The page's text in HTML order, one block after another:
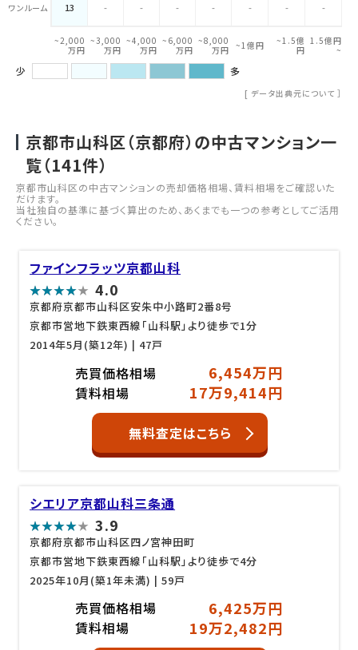
ワンルーム 13 - - - - - - -
~2,000
万円
~3,000
万円
~4,000
万円
~6,000
万円
~8,000
万円 ~1億円
~1.5億
円
1.5億円
~
少 多
[ データ出典元について ］
京都市山科区（京都府）の中古マンション一
覧（141件）
京都市山科区の中古マンションの売却価格相場、賃料相場をご確認いた
だけます。
当社独自の基準に基づく算出のため、あくまでも一つの参考としてご活用
ください。
ファインフラッツ京都山科
4.0
京都府京都市山科区安朱中小路町2番8号
京都市営地下鉄東西線「山科駅」より徒歩で1分
2014年5月(築12年) | 47戸
売買価格相場 6,454万円
賃料相場 17万9,414円
無料査定はこちら
シエリア京都山科三条通
3.9
京都府京都市山科区四ノ宮神田町
京都市営地下鉄東西線「山科駅」より徒歩で4分
2025年10月(築1年未満) | 59戸
売買価格相場 6,425万円
賃料相場 19万2,482円